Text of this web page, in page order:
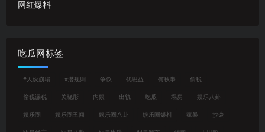
网红爆料
吃瓜网标签
#人设崩塌 #潜规则 争议 优思益 何秋亊 偷税
偷税漏税 关晓彤 内娱 出轨 吃瓜 塌房 娱乐八卦
娱乐圈 娱乐圈丑闻 娱乐圈八卦 娱乐圈爆料 家暴 抄袭